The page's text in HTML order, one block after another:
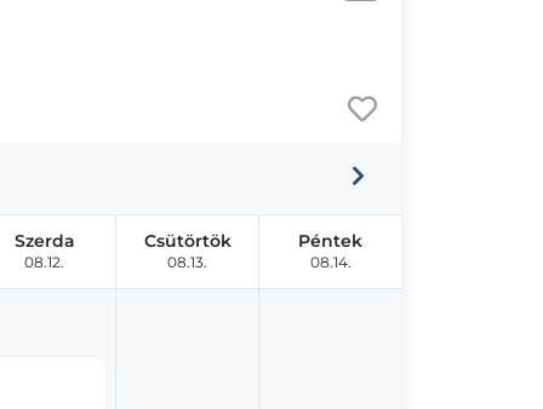
Szerda
08.12.
Csütörtök
08.13.
Péntek
08.14.